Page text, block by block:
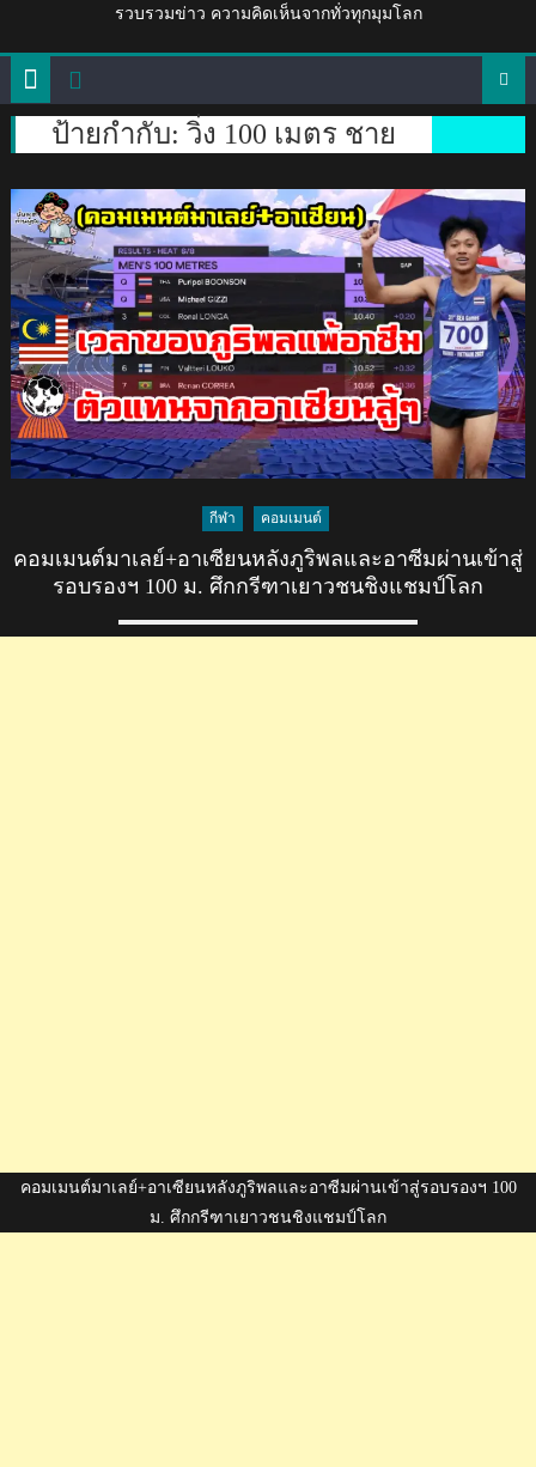
รวบรวมข่าว ความคิดเห็นจากทั่วทุกมุมโลก
ป้ายกำกับ: วิ่ง 100 เมตร ชาย
กีฬา คอมเมนต์
คอมเมนต์มาเลย์+อาเซียนหลังภูริพลและอาซีมผ่านเข้าสู่
รอบรองฯ 100 ม. ศึกกรีฑาเยาวชนชิงแชมป์โลก
คอมเมนต์มาเลย์+อาเซียนหลังภูริพลและอาซีมผ่านเข้าสู่รอบรองฯ 100
ม. ศึกกรีฑาเยาวชนชิงแชมป์โลก